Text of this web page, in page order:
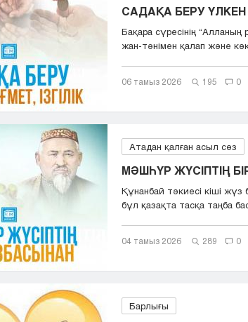
САДАҚА БЕРУ ҮЛКЕН
Бақара сүресінің
жан-тәнімен қалап және
06 тамыз 2026 195 0
Атадан қалған асыл сөз
МӘШҺҮР ЖҮСІПТІҢ
Құнанбай тәкиесі кіші жүз
бұл қазақта тасқа таңба
04 тамыз 2026 289 0
Барлығы